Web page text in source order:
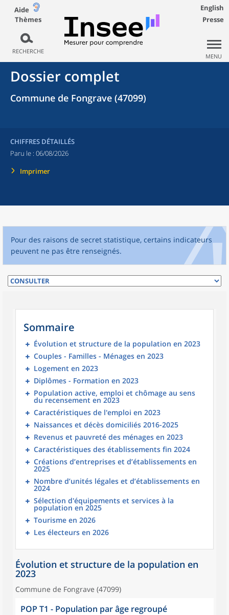
Aide
Thèmes
RECHERCHE
English
Presse
MENU
Dossier complet
Commune de Fongrave (47099)
CHIFFRES DÉTAILLÉS
Paru le : 06/08/2026
Imprimer
Pour des raisons de secret statistique, certains indicateurs
peuvent ne pas être renseignés.
Sommaire
Évolution et structure de la population en 2023
Couples - Familles - Ménages en 2023
Logement en 2023
Diplômes - Formation en 2023
Population active, emploi et chômage au sens
du recensement en 2023
Caractéristiques de l'emploi en 2023
Naissances et décès domiciliés 2016-2025
Revenus et pauvreté des ménages en 2023
Caractéristiques des établissements fin 2024
Créations d’entreprises et d’établissements en
2025
Nombre d’unités légales et d’établissements en
2024
Sélection d'équipements et services à la
population en 2025
Tourisme en 2026
Les électeurs en 2026
Évolution et structure de la population en
2023
Commune de Fongrave (47099)
POP T1 - Population par âge regroupé